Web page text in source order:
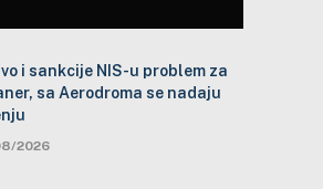
i sankcije NIS-u problem za
sa Aerodroma se nadaju
2026